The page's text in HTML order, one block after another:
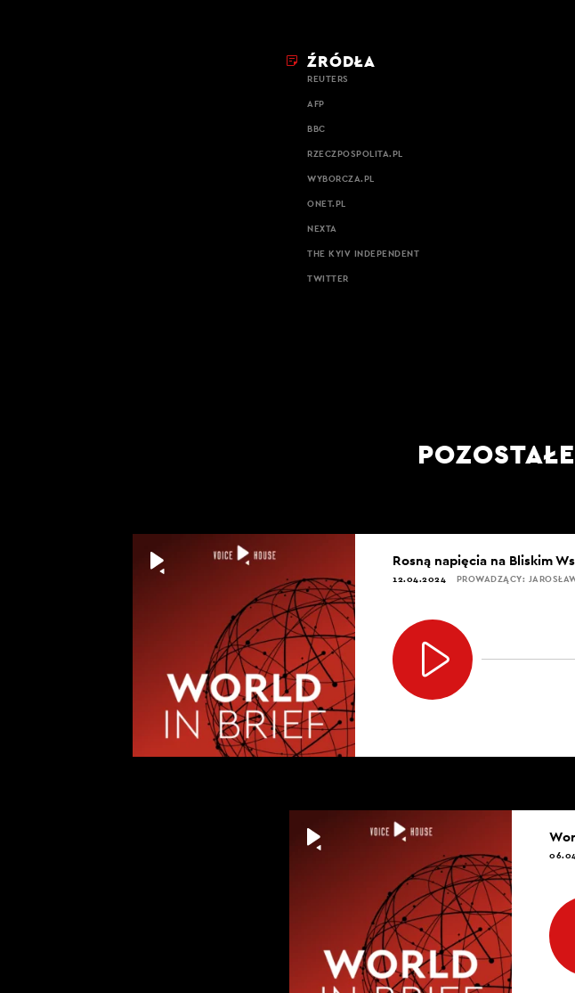
ŹRÓDŁA
REUTERS
AFP
BBC
RZECZPOSPOLITA.PL
WYBORCZA.PL
ONET.PL
NEXTA
THE KYIV INDEPENDENT
TWITTER
Rosną napięcia na Bliskim
12.04.2024 PROWADZĄCY: